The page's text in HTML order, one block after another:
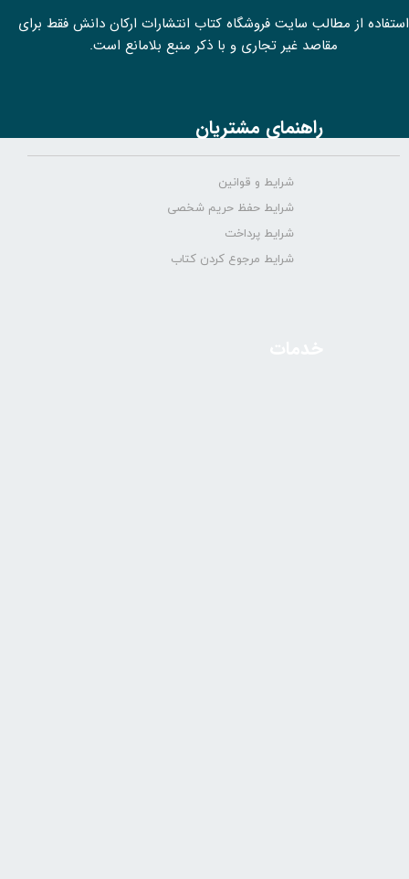
استفاده از مطالب سايت فروشگاه کتاب انتشارات ارکان دانش فقط برای
مقاصد غیر تجاری و با ذکر منبع بلامانع است.
راهنمای مشتریان
شرایط و قوانین
شرایط حفظ حریم شخصی
شرایط پرداخت
شرایط مرجوع کردن کتاب